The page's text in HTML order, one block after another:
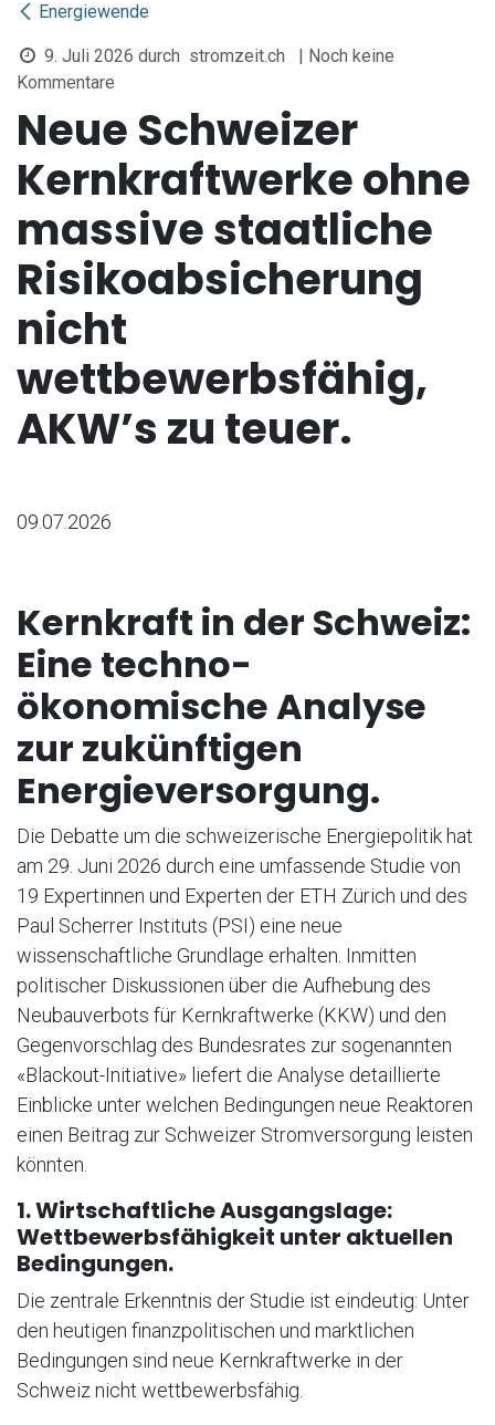
Energiewende
9. Juli 2026 durch stromzeit.ch
| Noch keine
Kommentare
Neue Schweizer
Kernkraftwerke ohne
massive staatliche
Risikoabsicherung
nicht
wettbewerbsfähig,
AKW’s zu teuer.
09.07.2026
Kernkraft in der Schweiz:
Eine techno-
ökonomische Analyse
zur zukünftigen
Energieversorgung.
Die Debatte um die schweizerische Energiepolitik hat
am 29. Juni 2026 durch eine umfassende Studie von
19 Expertinnen und Experten der ETH Zürich und des
Paul Scherrer Instituts (PSI) eine neue
wissenschaftliche Grundlage erhalten. Inmitten
politischer Diskussionen über die Aufhebung des
Neubauverbots für Kernkraftwerke (KKW) und den
Gegenvorschlag des Bundesrates zur sogenannten
«Blackout-Initiative» liefert die Analyse detaillierte
Einblicke unter welchen Bedingungen neue Reaktoren
einen Beitrag zur Schweizer Stromversorgung leisten
könnten.
1. Wirtschaftliche Ausgangslage:
Wettbewerbsfähigkeit unter aktuellen
Bedingungen.
Die zentrale Erkenntnis der Studie ist eindeutig: Unter
den heutigen finanzpolitischen und marktlichen
Bedingungen sind neue Kernkraftwerke in der
Schweiz nicht wettbewerbsfähig.